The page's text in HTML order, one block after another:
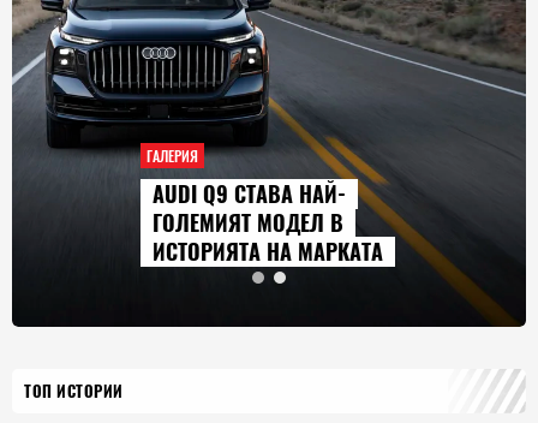
ГАЛЕРИЯ
AUDI Q9 СТАВА НАЙ-
ГОЛЕМИЯТ МОДЕЛ В
ИСТОРИЯТА НА МАРКАТА
ТОП ИСТОРИИ